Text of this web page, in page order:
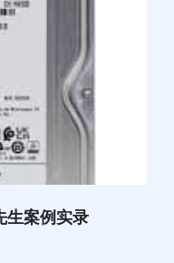
生案例实录